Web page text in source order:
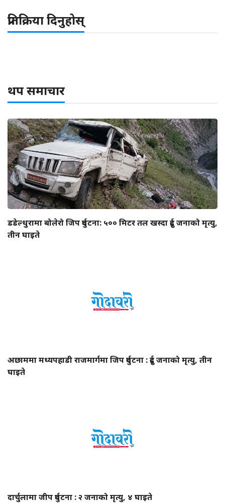
प्रतिक्रिया दिनुहोस्
थप समाचार
डडेल्धुरामा बोलेरो जिप दुर्घटना: ५०० मिटर तल खस्दा दुई जनाको मृत्यु,
तीन घाइते
अछाममा मध्यपहाडी राजमार्गमा जिप दुर्घटना : दुई जनाको मृत्यु, तीन
घाइते
दार्चुलामा जीप दुर्घटना : २ जनाको मृत्यु, ४ घाइते